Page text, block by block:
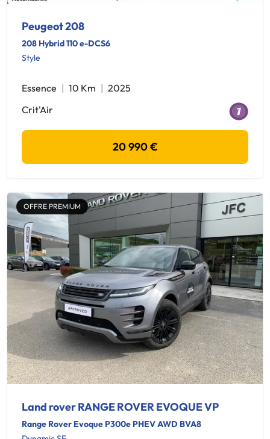
Peugeot 208
208 Hybrid 110 e-DCS6
Style
Essence 10 Km
2025
Crit'Air
20 990 €
OFFRE PREMIUM
Land rover RANGE ROVER EVOQUE VP
Range Rover Evoque P300e PHEV AWD BVA8